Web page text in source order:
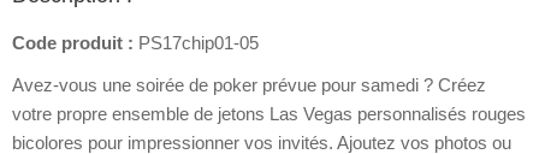
Code produit : PS17chip01-05
Avez-vous une soirée de poker prévue pour samedi ? Créez
votre propre ensemble de jetons Las Vegas personnalisés rouges
bicolores pour impressionner vos invités. Ajoutez vos photos ou